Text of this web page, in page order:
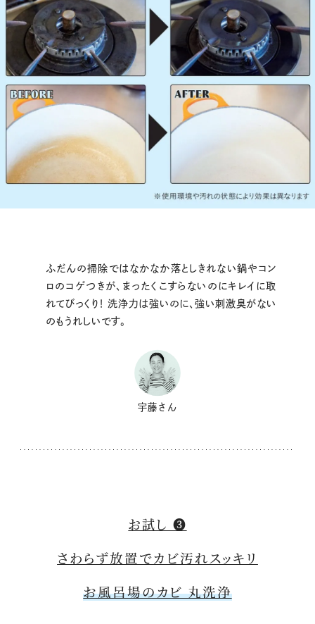
ふだんの掃除ではなかなか落としきれない鍋やコン
ロのコゲつきが、まったくこすらないのにキレイに取
れてびっくり！ 洗浄力は強いのに、強い刺激臭がない
のもうれしいです。
宇藤さん
お試し ❸
さわらず放置でカビ汚れスッキリ
お風呂場のカビ 丸洗浄